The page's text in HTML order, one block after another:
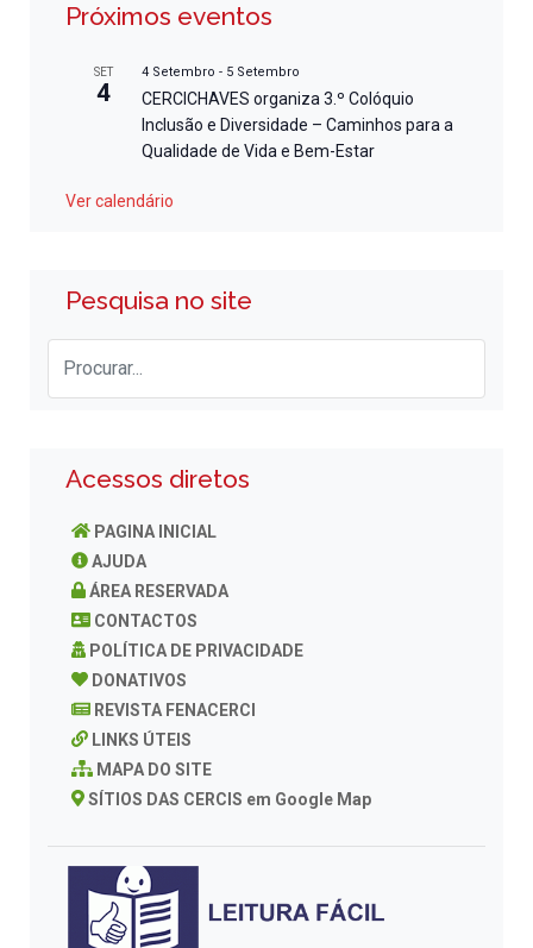
Próximos eventos
SET
4
4 Setembro - 5 Setembro
CERCICHAVES organiza 3.º Colóquio
Inclusão e Diversidade – Caminhos para a
Qualidade de Vida e Bem-Estar
Ver calendário
Pesquisa no site
Acessos diretos
PAGINA INICIAL
AJUDA
ÁREA RESERVADA
CONTACTOS
POLÍTICA DE PRIVACIDADE
DONATIVOS
REVISTA FENACERCI
LINKS ÚTEIS
MAPA DO SITE
SÍTIOS DAS CERCIS em Google Map